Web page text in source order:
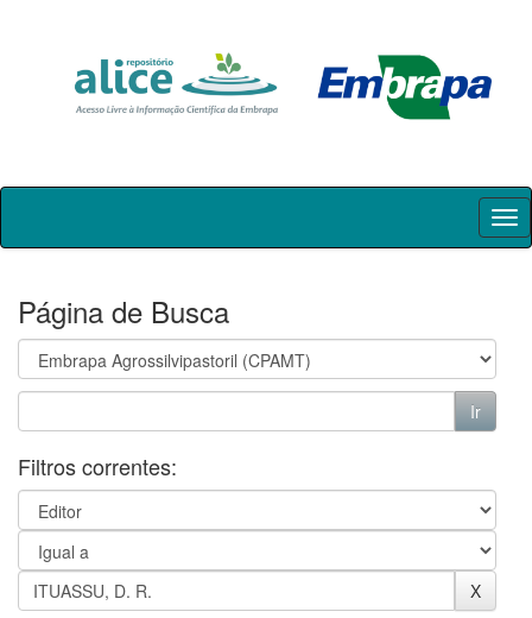
Skip
Página de Busca
Filtros correntes: